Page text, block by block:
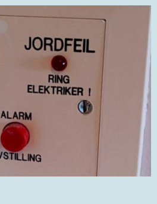
du vurdere en
krav om å ettermontere
vil absolutt øke
anlegget.